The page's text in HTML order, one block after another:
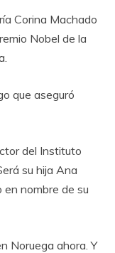
Corina Machado
Nobel de la
que aseguró
del Instituto
su hija Ana
en nombre de su
Noruega ahora. Y